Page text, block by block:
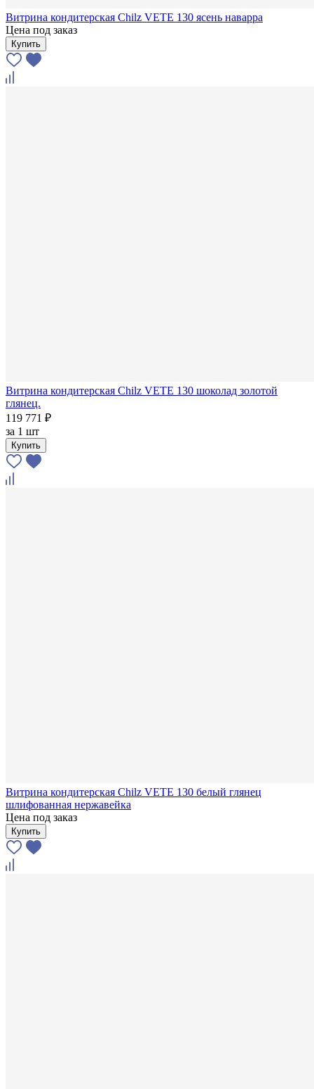
Витрина кондитерская Chilz VETE 130 ясень наварра
Цена под заказ
Купить
Витрина кондитерская Chilz VETE 130 шоколад золотой
глянец.
119 771 ₽
за 1 шт
Купить
Витрина кондитерская Chilz VETE 130 белый глянец
шлифованная нержавейка
Цена под заказ
Купить